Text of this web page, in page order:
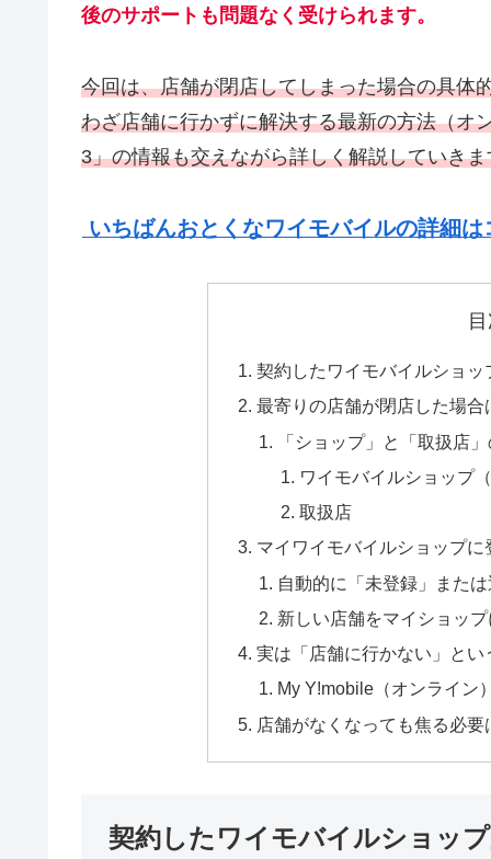
後のサポートも問題なく受けられます。
今回は、店舗が閉店してしまった場合の具体
わざ店舗に行かずに解決する最新の方法（オ
3」の情報も交えながら詳しく解説していきま
いちばんおとくなワイモバイルの詳細は
契約したワイモバイルショ
最寄りの店舗が閉店した場
「ショップ」と「取扱店
ワイモバイルショップ
取扱店
マイワイモバイルショップ
自動的に「未登録」また
新しい店舗をマイショッ
実は「店舗に行かない」と
My Y!mobile（オンライン
店舗がなくなっても焦る必
契約したワイモバイルショッ